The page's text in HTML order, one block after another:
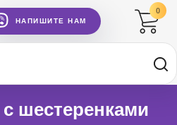
НАПИШИТЕ НАМ
0
шестеренками